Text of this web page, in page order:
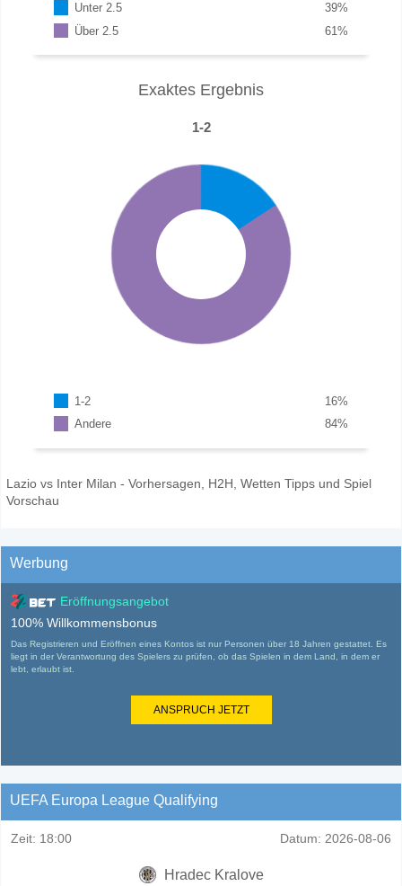
Unter 2.5 %
39
Über 2.5
%
61
Exaktes Ergebnis
1-2
1-2 %
16
Andere
%
84
Lazio vs Inter Milan - Vorhersagen, H2H, Wetten Tipps und Spiel
Vorschau
Werbung
Eröffnungsangebot
100% Willkommensbonus
Das Registrieren und Eröffnen eines Kontos ist nur Personen über 18 Jahren gestattet. Es
liegt in der Verantwortung des Spielers zu prüfen, ob das Spielen in dem Land, in dem er
lebt, erlaubt ist.
ANSPRUCH JETZT
UEFA Europa League Qualifying
Zeit: 18:00 Datum: 2026-08-06
Hradec Kralove